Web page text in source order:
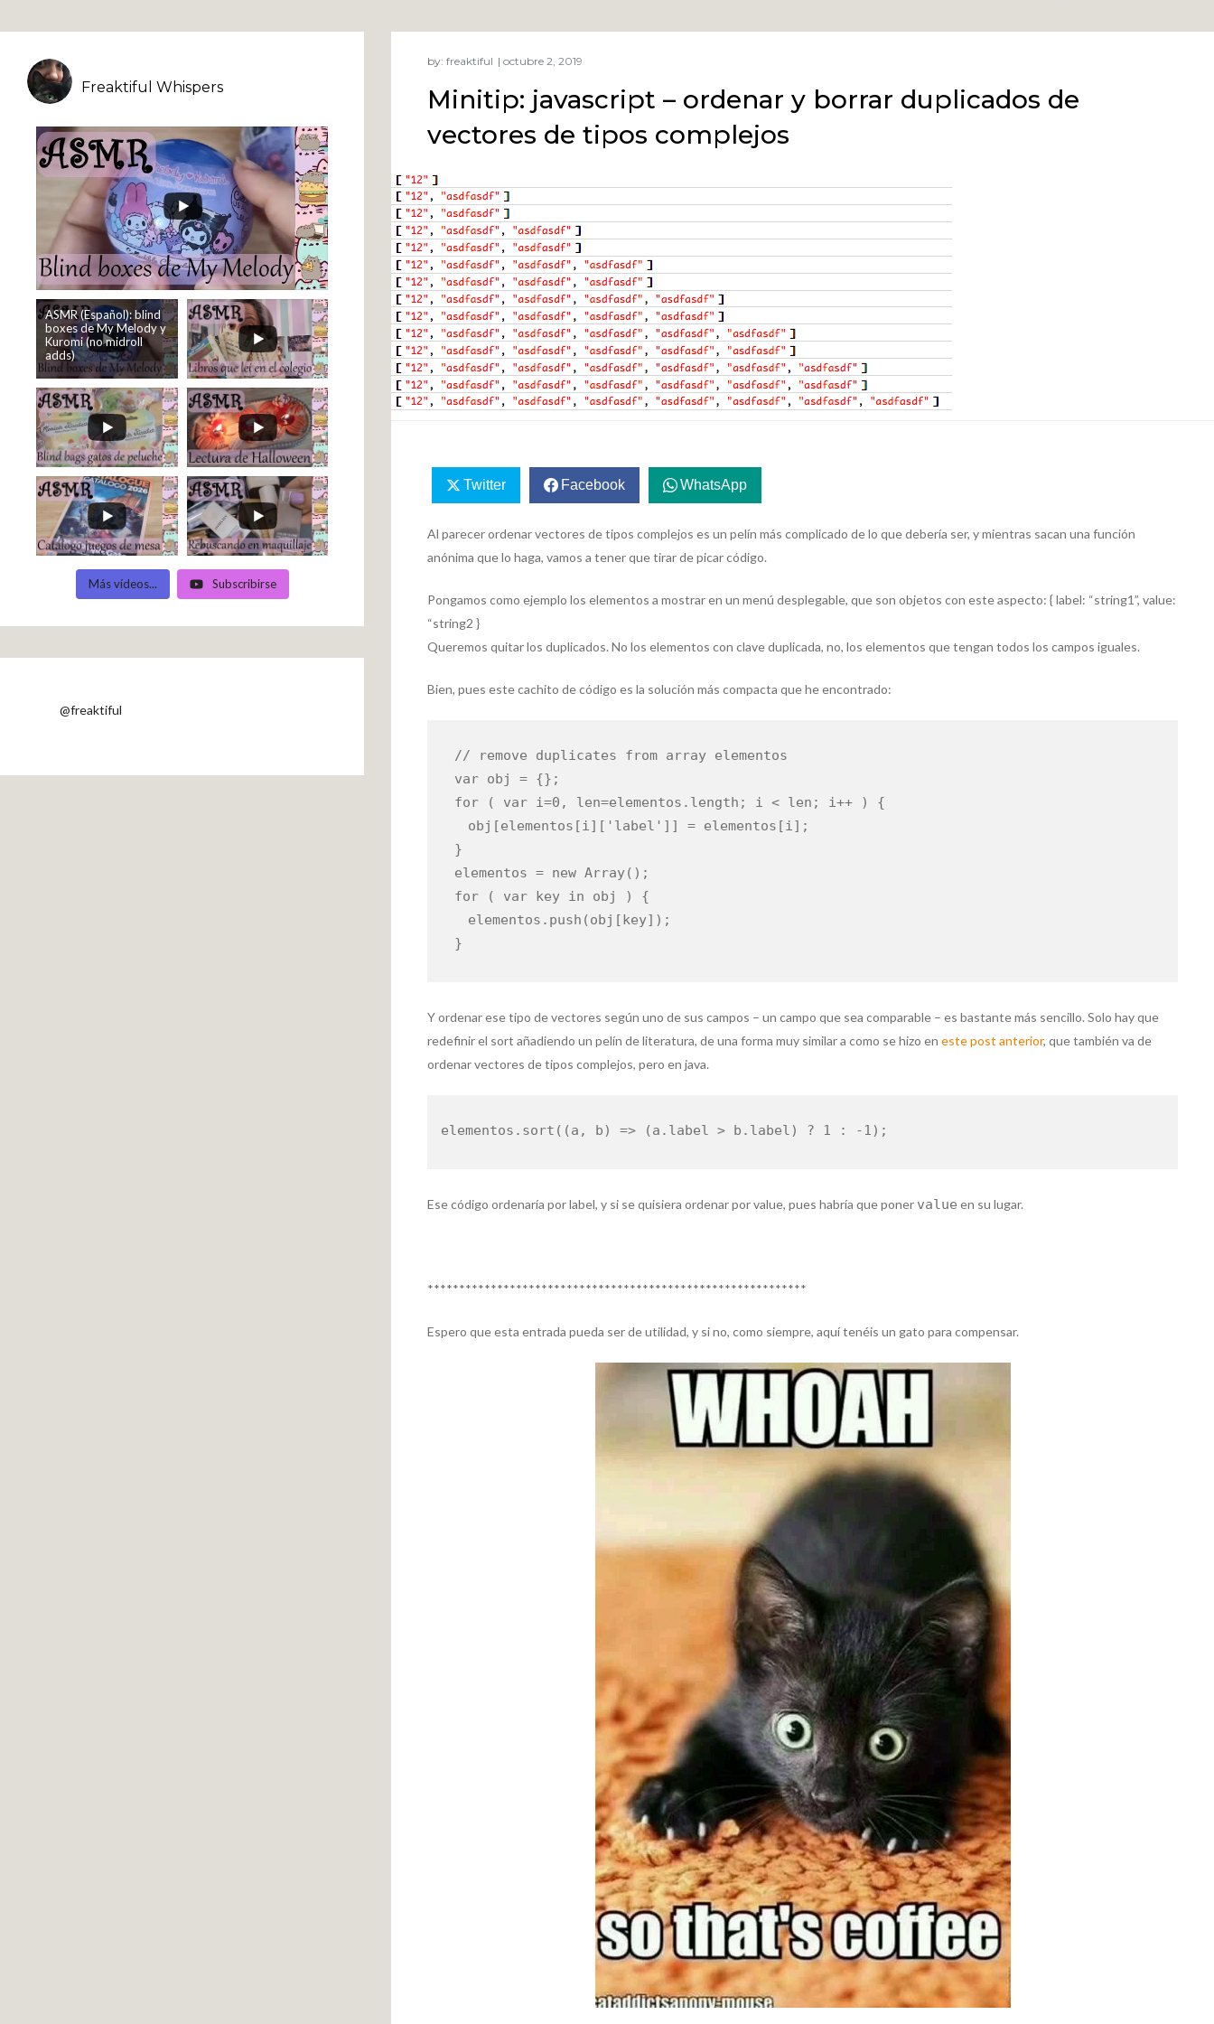
by:freaktiful
Minitip: javascript – ordenar y borrar duplicados de
vectores de tipos complejos
Twitter Facebook WhatsApp
Al parecer ordenar vectores de tipos complejos es un pelín más complicado de lo que debería ser, y mientras sacan una función
anónima que lo haga, vamos a tener que tirar de picar código.
Pongamos como ejemplo los elementos a mostrar en un menú desplegable, que son objetos con este aspecto: { label: “string1”, value:
“string2 }
Queremos quitar los duplicados. No los elementos con clave duplicada, no, los elementos que tengan todos los campos iguales.
Bien, pues este cachito de código es la solución más compacta que he encontrado:
// remove duplicates from array elementos
var obj = {};
for ( var i=0, len=elementos.length; i < len; i++ ) {
obj[elementos[i]['label']] = elementos[i];
}
elementos = new Array();
for ( var key in obj ) {
elementos.push(obj[key]);
}
Y ordenar ese tipo de vectores según uno de sus campos – un campo que sea comparable – es bastante más sencillo. Solo hay que
redefinir el sort añadiendo un pelín de literatura, de una forma muy similar a como se hizo eneste post anterior, que también va de
ordenar vectores de tipos complejos, pero en java.
elementos.sort((a, b) => (a.label > b.label) ? 1 : -1);
Ese código ordenaría por label, y si se quisiera ordenar por value, pues habría que poner value en su lugar.
************************************************************
Espero que esta entrada pueda ser de utilidad, y si no, como siempre, aquí tenéis un gato para compensar.
Freaktiful Whispers
ASMR (Español): blind
boxes de My Melody y
Kuromi (no midroll
adds)
Más vídeos... Subscribirse
@freaktiful